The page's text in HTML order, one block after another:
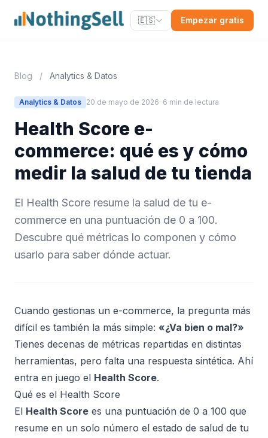
🇪🇸 Empezar gratis
Blog / Analytics & Datos
Analytics & Datos 20 de mayo de 2026· 6 min de lectura
Health Score e-
commerce: qué es y cómo
medir la salud de tu tienda
El Health Score resume la salud de tu e-
commerce en una puntuación de 0 a 100.
Descubre qué métricas lo componen y cómo
usarlo para saber dónde actuar.
Cuando gestionas un e-commerce, la pregunta más
difícil es también la más simple: «¿Va bien o mal?»
Tienes decenas de métricas repartidas en distintas
herramientas, pero falta una respuesta sintética. Ahí
entra en juego el Health Score.
Qué es el Health Score
El Health Score es una puntuación de 0 a 100 que
resume en un solo número el estado de salud de tu